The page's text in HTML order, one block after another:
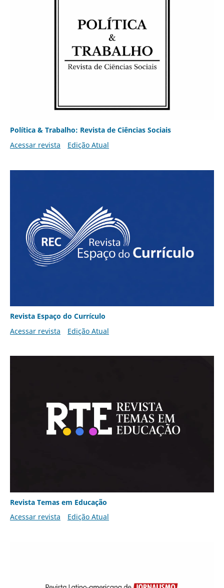
Política & Trabalho: Revista de Ciências Sociais
Acessar revista
Edição Atual
Revista Espaço do Currículo
Acessar revista
Edição Atual
Revista Temas em Educação
Acessar revista
Edição Atual